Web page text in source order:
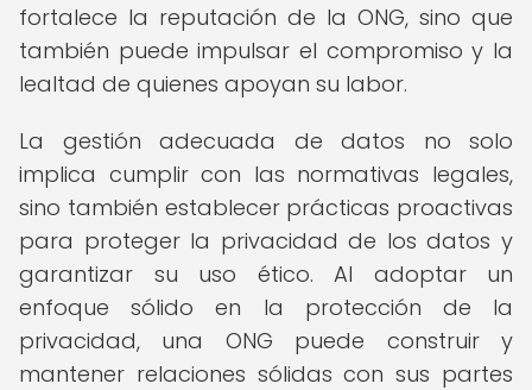
fortalece la reputación de la ONG, sino que
también puede impulsar el compromiso y la
lealtad de quienes apoyan su labor.
La gestión adecuada de datos no solo
implica cumplir con las normativas legales,
sino también establecer prácticas proactivas
para proteger la privacidad de los datos y
garantizar su uso ético. Al adoptar un
enfoque sólido en la protección de la
privacidad, una ONG puede construir y
mantener relaciones sólidas con sus partes